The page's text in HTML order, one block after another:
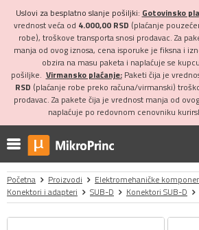
Uslovi za besplatno slanje pošiljki: Gotovinsko
vrednost veća od 4.000,00 RSD (plaćanje
robe), troškove transporta snosi prodavac. Za
manja od ovog iznosa, cena isporuke je fiksna i
obzira na masu paketa i naplaćuje se
pošiljke. Virmansko plaćanje:Paketi čija je
RSD (plaćanje robe preko računa/virmanski)
prodavac. Za pakete čija je vrednost manja od
naplaćuje po redovnom cenovniku
Početna Proizvodi
Elektromehaničke
Konektori i adapteri
SUB-D Konektori SUB-D